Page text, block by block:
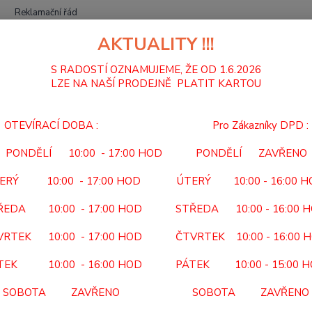
Reklamační řád
HOLÍ A BERLÍ K VOZÍKŮM
RP/
KÓD
hole
AKTUALITY !!!
S RADOSTÍ OZNAMUJEME, ŽE OD 1.6.2026
LZE NA NAŠÍ PRODEJNĚ PLATIT KARTOU
OTEVÍRACÍ DOBA : Pro Zákazníky DPD :
PONDĚLÍ 10:00 - 17:00 HOD PONDĚLÍ ZAVŘENO
10:00 - 17:00 HOD ÚTERÝ 10:00 - 16:00
10:00 - 17:00 HOD STŘEDA 10:00 - 16:00
10:00 - 17:00 HOD ČTVRTEK 10:00 - 16:00
10:00 - 16:00 HOD PÁTEK 10:00 - 15:00
SOBOTA ZAVŘENO SOBOTA ZAVŘENO